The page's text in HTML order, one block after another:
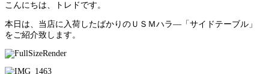
こんにちは、トレドです。
本日は、当店に入荷したばかりのＵＳＭハラ―「サイドテーブル」
をご紹介致します。